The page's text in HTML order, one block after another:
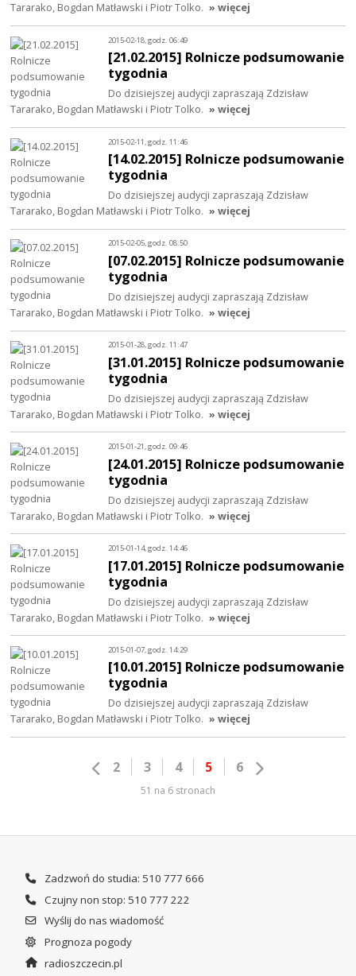
Tararako, Bogdan Matławski i Piotr Tolko. » więcej
2015-02-18, godz. 06:49
[21.02.2015] Rolnicze podsumowanie
tygodnia
Do dzisiejszej audycji zapraszają Zdzisław
Tararako, Bogdan Matławski i Piotr Tolko. » więcej
2015-02-11, godz. 11:46
[14.02.2015] Rolnicze podsumowanie
tygodnia
Do dzisiejszej audycji zapraszają Zdzisław
Tararako, Bogdan Matławski i Piotr Tolko. » więcej
2015-02-05, godz. 08:50
[07.02.2015] Rolnicze podsumowanie
tygodnia
Do dzisiejszej audycji zapraszają Zdzisław
Tararako, Bogdan Matławski i Piotr Tolko. » więcej
2015-01-28, godz. 11:47
[31.01.2015] Rolnicze podsumowanie
tygodnia
Do dzisiejszej audycji zapraszają Zdzisław
Tararako, Bogdan Matławski i Piotr Tolko. » więcej
2015-01-21, godz. 09:46
[24.01.2015] Rolnicze podsumowanie
tygodnia
Do dzisiejszej audycji zapraszają Zdzisław
Tararako, Bogdan Matławski i Piotr Tolko. » więcej
2015-01-14, godz. 14:46
[17.01.2015] Rolnicze podsumowanie
tygodnia
Do dzisiejszej audycji zapraszają Zdzisław
Tararako, Bogdan Matławski i Piotr Tolko. » więcej
2015-01-07, godz. 14:29
[10.01.2015] Rolnicze podsumowanie
tygodnia
Do dzisiejszej audycji zapraszają Zdzisław
Tararako, Bogdan Matławski i Piotr Tolko. » więcej
2 3 4 5 6
51 na 6 stronach
Zadzwoń do studia: 510 777 666
Czujny non stop: 510 777 222
Wyślij do nas wiadomość
Prognoza pogody
radioszczecin.pl